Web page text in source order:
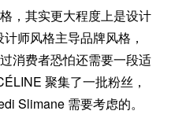
，其实更大程度上是设计
师风格主导品牌风格，
消费者恐怕还需要一段适
聚集了一批粉丝，
Slimane 需要考虑的。